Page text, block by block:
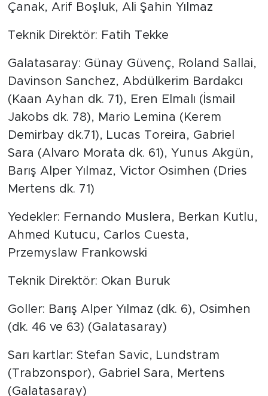
Çanak, Arif Boşluk, Ali Şahin Yılmaz
Teknik Direktör: Fatih Tekke
Galatasaray: Günay Güvenç, Roland Sallai,
Davinson Sanchez, Abdülkerim Bardakcı
(Kaan Ayhan dk. 71), Eren Elmalı (İsmail
Jakobs dk. 78), Mario Lemina (Kerem
Demirbay dk.71), Lucas Toreira, Gabriel
Sara (Alvaro Morata dk. 61), Yunus Akgün,
Barış Alper Yılmaz, Victor Osimhen (Dries
Mertens dk. 71)
Yedekler: Fernando Muslera, Berkan Kutlu,
Ahmed Kutucu, Carlos Cuesta,
Przemyslaw Frankowski
Teknik Direktör: Okan Buruk
Goller: Barış Alper Yılmaz (dk. 6), Osimhen
(dk. 46 ve 63) (Galatasaray)
Sarı kartlar: Stefan Savic, Lundstram
(Trabzonspor), Gabriel Sara, Mertens
(Galatasaray)